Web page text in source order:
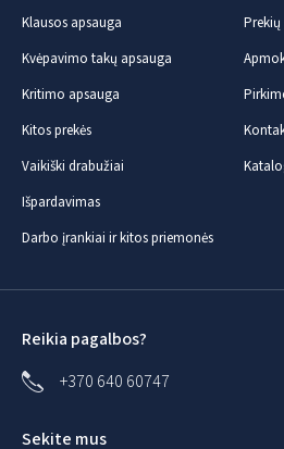
Klausos apsauga
Kvėpavimo takų apsauga
Kritimo apsauga
Kitos prekės
Vaikiški drabužiai
Išpardavimas
Darbo įrankiai ir kitos priemonės
Reikia pagalbos?
+370 640 60747
Sekite mus